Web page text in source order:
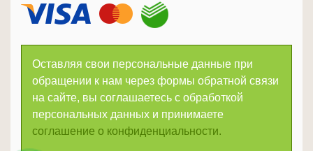
Оставляя свои персональные данные при
обращении к нам через формы обратной связи
на сайте, вы соглашаетесь с обработкой
персональных данных и принимаете
соглашение о конфиденциальности.